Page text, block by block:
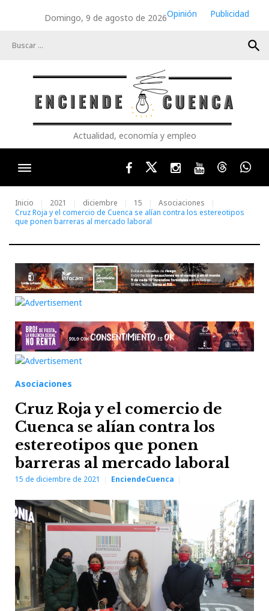
Domingo, 9 de agosto de 2026Opinión
Publicidad
search
Actualidad, economía y empleo
FacebookTwitterInstagram
YoutubeThreads
Inicio 2021 diciembre 15
Asociaciones
Cruz Roja y el comercio de Cuenca se alían contra los estereotipos
que ponen barreras al mercado laboral
Asociaciones
Cruz Roja y el comercio de
Cuenca se alían contra los
estereotipos que ponen
barreras al mercado laboral
15 de diciembre de 2021 EnciendeCuenca